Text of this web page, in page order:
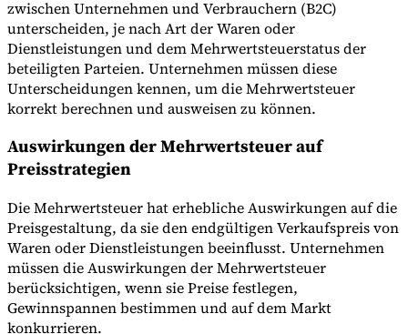
zwischen Unternehmen und Verbrauchern (B2C)
unterscheiden, je nach Art der Waren oder
Dienstleistungen und dem Mehrwertsteuerstatus der
beteiligten Parteien. Unternehmen müssen diese
Unterscheidungen kennen, um die Mehrwertsteuer
korrekt berechnen und ausweisen zu können.
Auswirkungen der Mehrwertsteuer auf
Preisstrategien
Die Mehrwertsteuer hat erhebliche Auswirkungen auf die
Preisgestaltung, da sie den endgültigen Verkaufspreis von
Waren oder Dienstleistungen beeinflusst. Unternehmen
müssen die Auswirkungen der Mehrwertsteuer
berücksichtigen, wenn sie Preise festlegen,
Gewinnspannen bestimmen und auf dem Markt
konkurrieren.